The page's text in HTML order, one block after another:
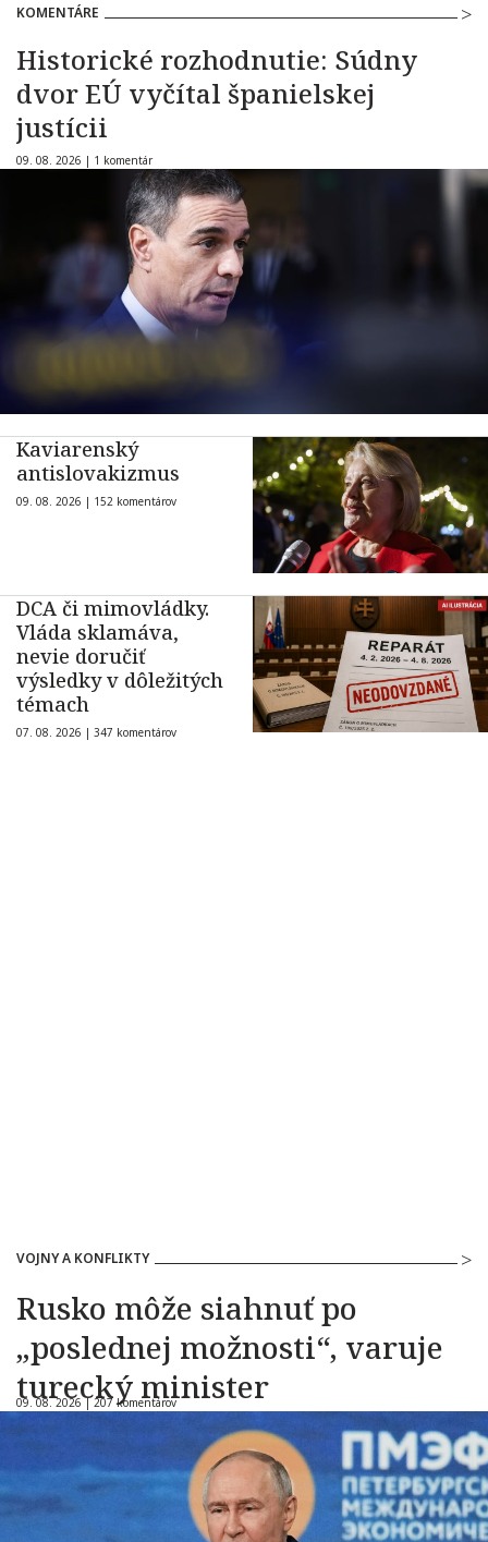
KOMENTÁRE
Historické rozhodnutie: Súdny
dvor EÚ vyčítal španielskej
justícii
09. 08. 2026 | 1 komentár
Kaviarenský
antislovakizmus
09. 08. 2026 | 152 komentárov
DCA či mimovládky.
Vláda sklamáva,
nevie doručiť
výsledky v dôležitých
témach
07. 08. 2026 | 347 komentárov
VOJNY A KONFLIKTY
Rusko môže siahnuť po
„poslednej možnosti“, varuje
turecký minister
09. 08. 2026 |207 komentárov